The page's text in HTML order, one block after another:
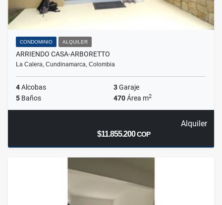
CONDOMINIO ALQUILER
ARRIENDO CASA-ARBORETTO
La Calera, Cundinamarca, Colombia
4Alcobas 3Garaje
5 Baños 470Área m2
Alquiler
$11.855.200COP